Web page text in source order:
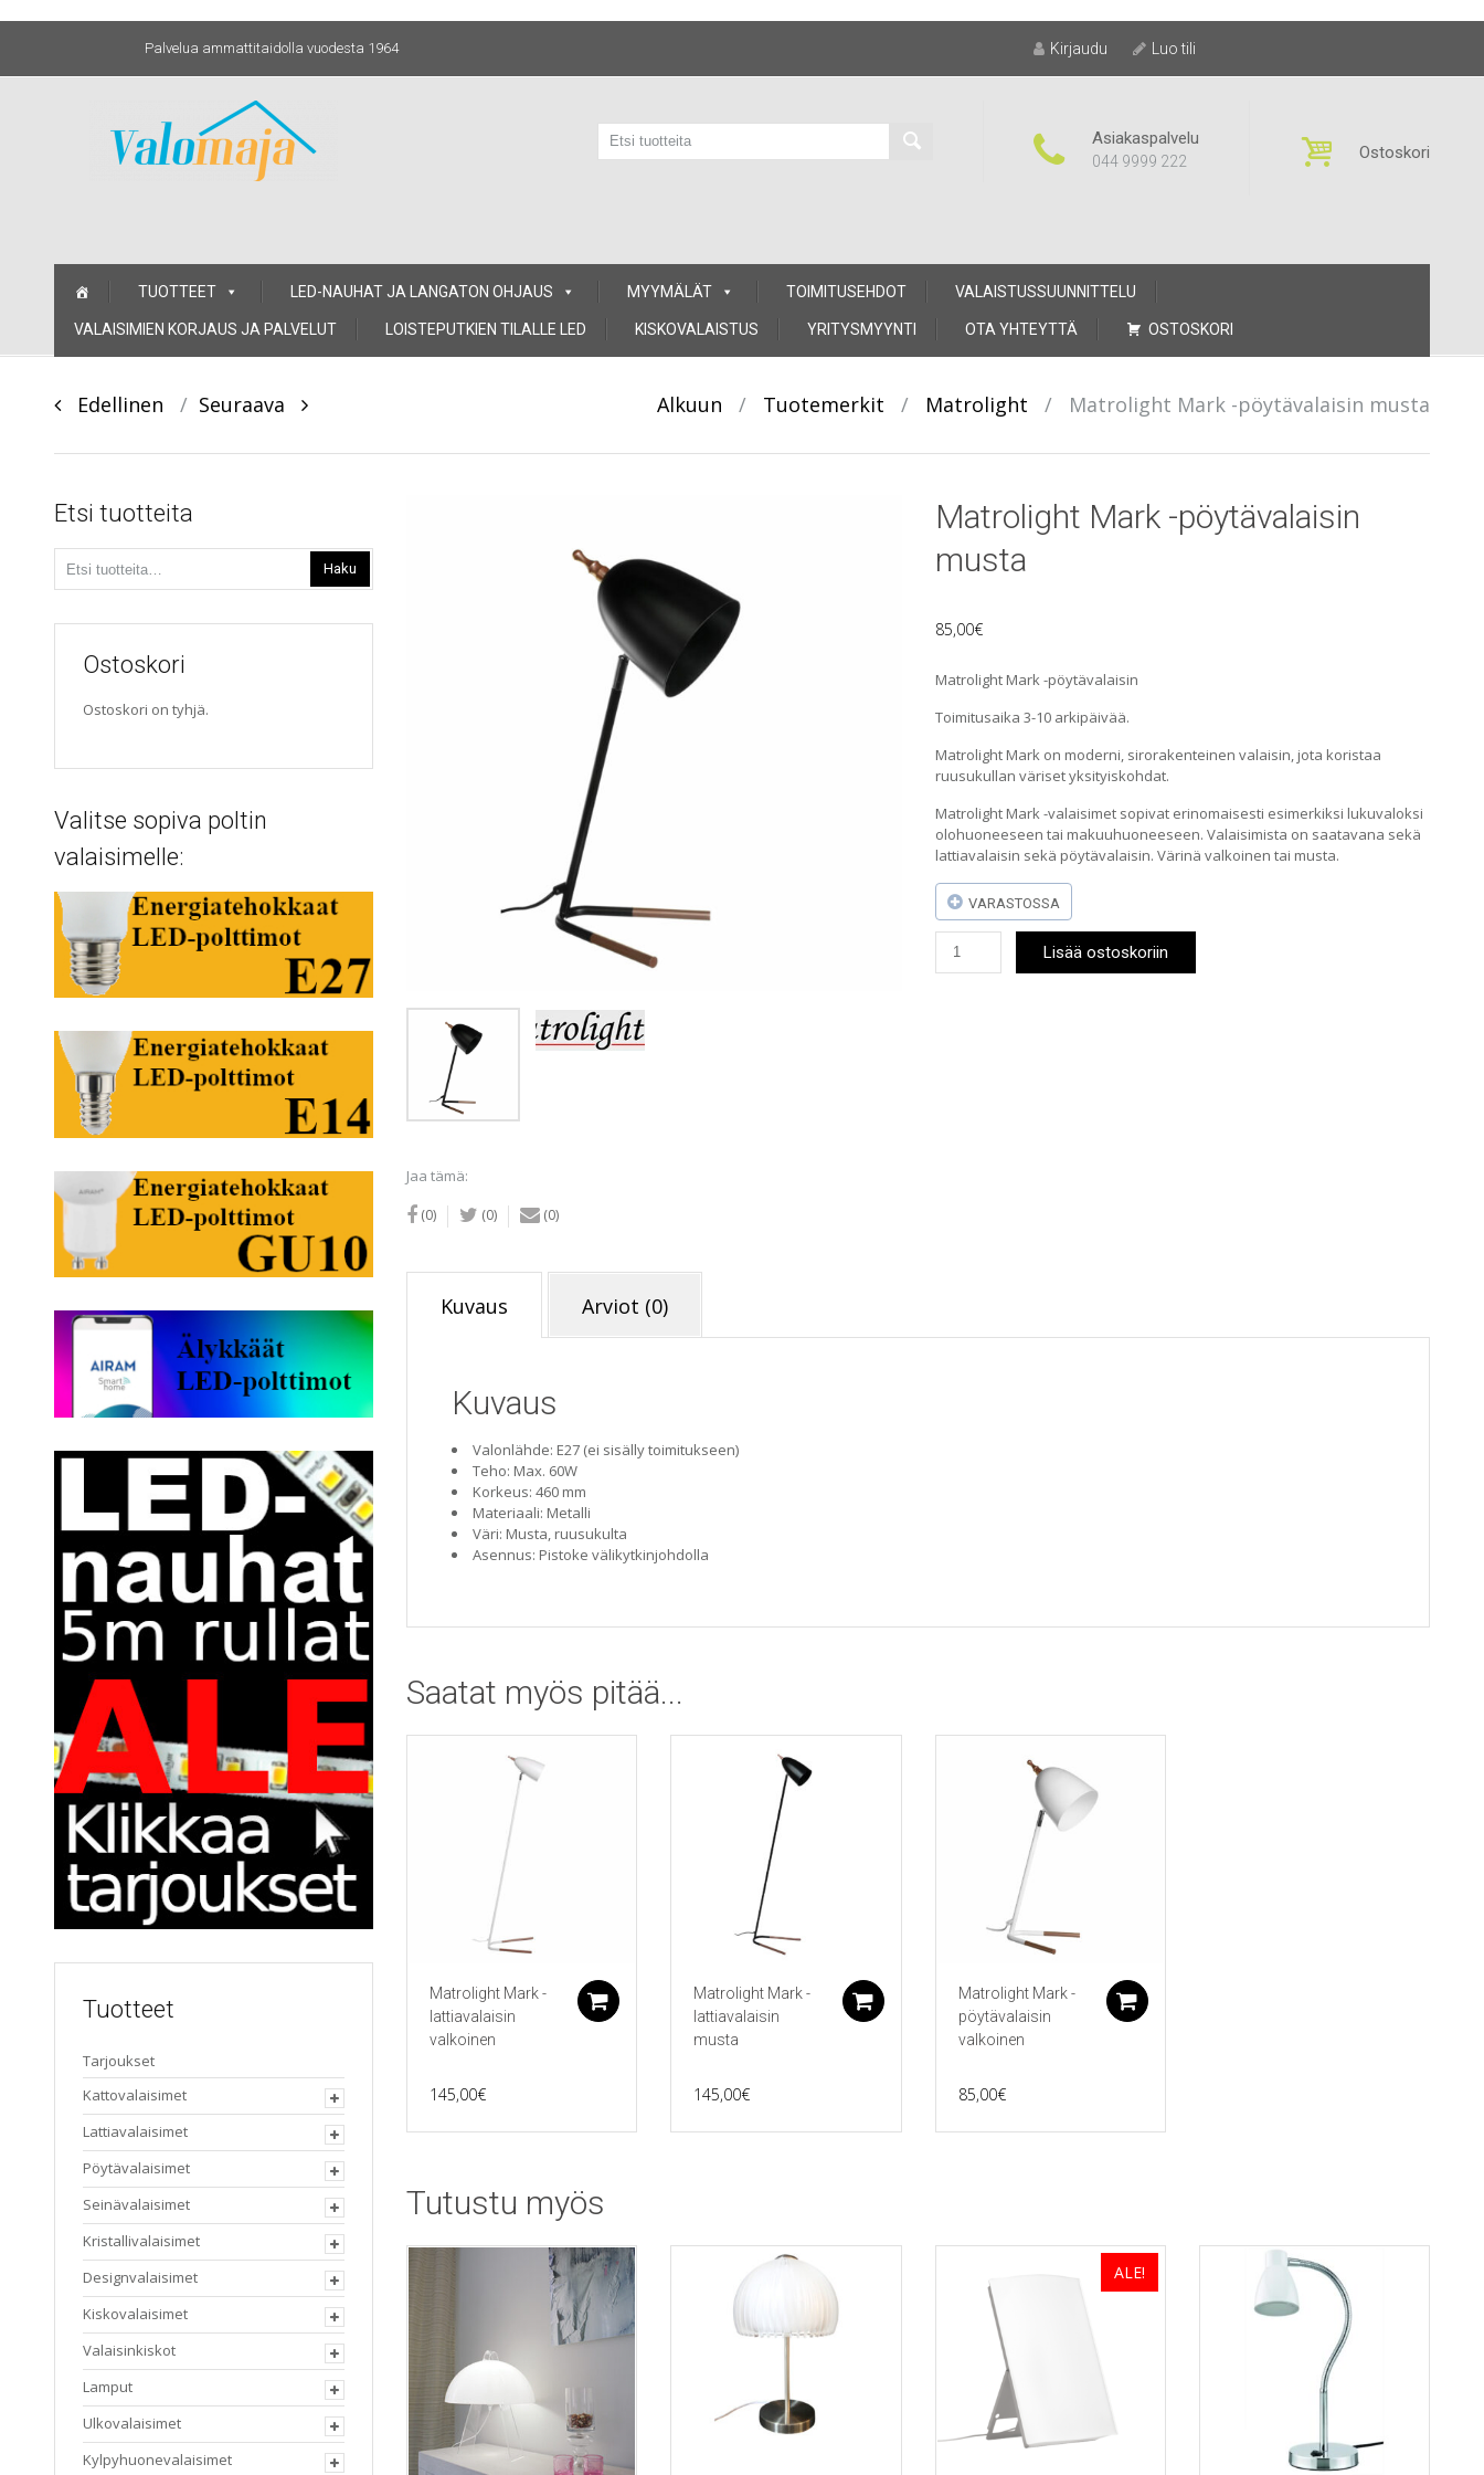
Palvelua ammattitaidolla vuodesta 1964 Kirjaudu Luo tili
Asiakaspalvelu
044 9999 222 Ostoskori
TUOTTEET LED-NAUHAT JA LANGATON OHJAUS MYYMÄLÄT TOIMITUSEHDOT VALAISTUSSUUNNITTELU
VALAISIMIEN KORJAUS JA PALVELUT LOISTEPUTKIEN TILALLE LED KISKOVALAISTUS YRITYSMYYNTI OTA YHTEYTTÄ OSTOSKORI
Post
Edellinen Seuraava Alkuun / Tuotemerkit / Matrolight / Matrolight Mark -pöytävalaisin musta
Matrolight Mark -pöytävalaisin
musta
85,00€
Matrolight Mark -pöytävalaisin
Toimitusaika 3-10 arkipäivää.
Matrolight Mark on moderni, sirorakenteinen valaisin, jota koristaa
ruusukullan väriset yksityiskohdat.
Matrolight Mark -valaisimet sopivat erinomaisesti esimerkiksi lukuvaloksi
olohuoneeseen tai makuuhuoneeseen. Valaisimista on saatavana sekä
lattiavalaisin sekä pöytävalaisin. Värinä valkoinen tai musta.
VARASTOSSA
Mark
Lisää ostoskoriin
Jaa tämä:
(0) (0) (0)
Kuvaus Arviot (0)
Kuvaus
Valonlähde: E27 (ei sisälly toimitukseen)
Teho: Max. 60W
Korkeus: 460 mm
Materiaali: Metalli
Väri: Musta, ruusukulta
Asennus: Pistoke välikytkinjohdolla
Saatat myös pitää...
Matrolight Mark -
lattiavalaisin
valkoinen
145,00€
Lisää ostoskoriin
Matrolight Mark -
lattiavalaisin
musta
145,00€
Lisää ostoskoriin
Matrolight Mark -
pöytävalaisin
valkoinen
85,00€
Tutustu myös
ALE!
Etsi tuotteita
Haku
Ostoskori
Ostoskori on tyhjä.
Valitse sopiva poltin
valaisimelle:
Tuotteet
Tarjoukset
Kattovalaisimet
Lattiavalaisimet
Pöytävalaisimet
Seinävalaisimet
Kristallivalaisimet
Designvalaisimet
Kiskovalaisimet
Valaisinkiskot
Lamput
Ulkovalaisimet
Kylpyhuonevalaisimet